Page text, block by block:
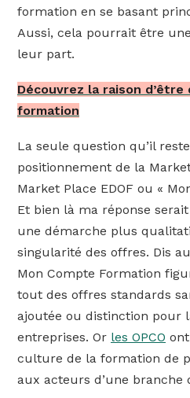
formation en se basant
Aussi, cela pourrait être
leur part.
Découvrez la raison
formation
La seule question qu’il
positionnement de la
Market Place EDOF ou «
Et bien là ma réponse
une démarche plus
singularité des offres. Dis
Mon Compte Formation
tout des offres standards
ajoutée ou distinction pour
entreprises. Or les OPCO
culture de la formation de
aux acteurs d’une branche